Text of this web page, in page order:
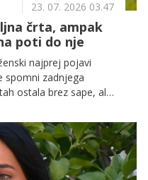
23. 07. 2026 03.47
črta, ampak
poti do nje
najprej pojavi
spomni zadnjega
ostala brez sape, ali
bolj vzdržljivi, bolj
meja, čez katero
poimenuješ tekačica.